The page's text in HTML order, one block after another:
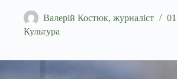
Валерій Костюк, журналіст
Культура